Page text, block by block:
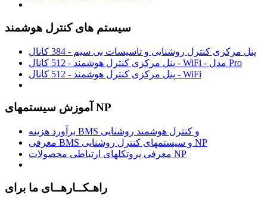
سیستم های کنترل هوشمند
پنل مرکزی کنترل روشنایی و تاسیسات بی سیم - 384 کانال
پنل مرکزی کنترل هوشمند - 512 کانال - WiFi - مدل Pro
پنل مرکزی کنترل هوشمند - 512 کانال - WiFi
آموزش سیستمهای NP
برآورد هزینه BMS و کنترل هوشمند روشنایی
معرفی BMS و سیستمهای کنترل روشنایی NP
معرفی پروتکلهای ارتباطی محصولات NP
راهـکــارهــای ما برای